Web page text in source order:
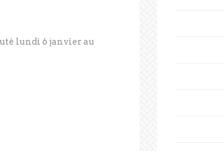
lundi 6 janvier au